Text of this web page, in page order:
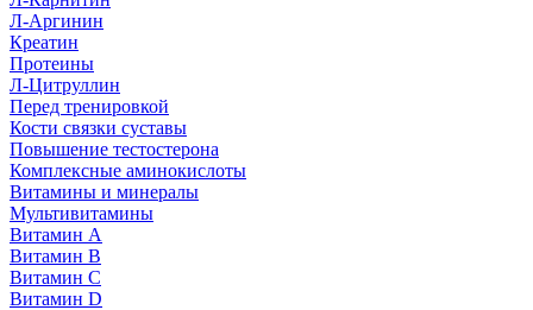
Л-Аргинин
Креатин
Протеины
Л-Цитруллин
Перед тренировкой
Кости связки суставы
Повышение тестостерона
Комплексные аминокислоты
Витамины и минералы
Мультивитамины
Витамин A
Витамин B
Витамин C
Витамин D